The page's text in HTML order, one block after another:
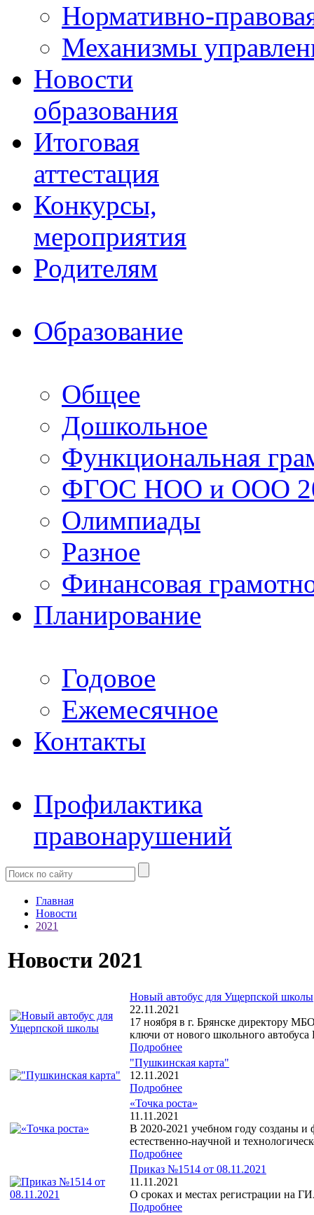
Нормативно-
Механизмы
Новости
образования
Итоговая
аттестация
Конкурсы,
мероприятия
Родителям
Образование
Общее
Дошкольное
Функциональная
ФГОС НОО и ООО
Олимпиады
Разное
Финансовая
Планирование
Годовое
Ежемесячное
Контакты
Профилактика
правонарушений
Главная
Новости
2021
Новости 2021
Новый автобус для Ущерпской школы
22.11.2021
17 ноября в г. Брянске директору
ключи от нового школьного
Подробнее
"Пушкинская карта"
12.11.2021
Подробнее
«Точка роста»
11.11.2021
В 2020-2021 учебном году созданы и
естественно-научной и
Подробнее
Приказ №1514 от 08.11.2021
11.11.2021
О сроках и местах регистрации на
Подробнее